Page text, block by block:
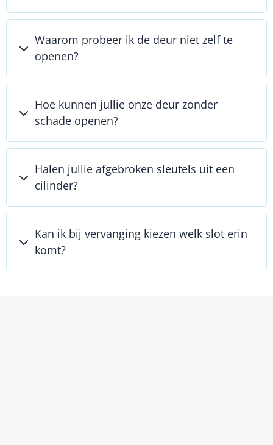
Waarom probeer ik de deur niet zelf te
openen?
Hoe kunnen jullie onze deur zonder
schade openen?
Halen jullie afgebroken sleutels uit een
cilinder?
Kan ik bij vervanging kiezen welk slot erin
komt?